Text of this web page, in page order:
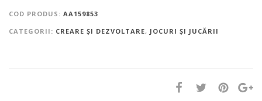
COD PRODUS: AA159853
CATEGORII: CREARE ȘI DEZVOLTARE, JOCURI ȘI JUCĂRII